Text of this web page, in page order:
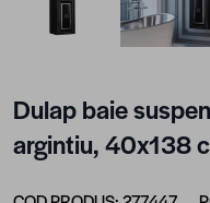
Dulap baie
argintiu, 40x138